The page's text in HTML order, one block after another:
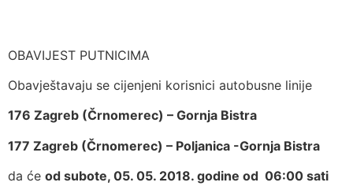
OBAVIJEST PUTNICIMA
Obavještavaju se cijenjeni korisnici autobusne linije
176 Zagreb (Črnomerec) – Gornja Bistra
177 Zagreb (Črnomerec) – Poljanica -Gornja Bistra
da će od subote, 05. 05. 2018. godine od 06:00 sati